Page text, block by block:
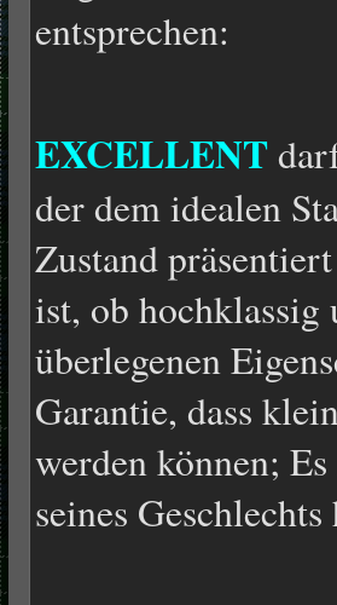
entsprechen:
EXCELLENT
der dem idealen
Zustand
ist, ob hochklassig
überlegenen
Garantie, dass
werden können;
seines Geschlechts